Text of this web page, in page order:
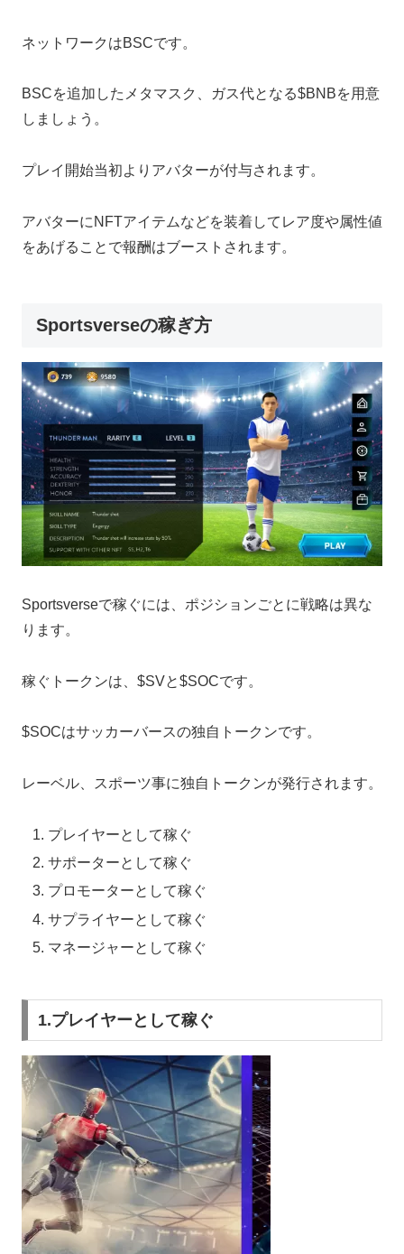
ネットワークはBSCです。
BSCを追加したメタマスク、ガス代となる$BNBを用意
しましょう。
プレイ開始当初よりアバターが付与されます。
アバターにNFTアイテムなどを装着してレア度や属性値
をあげることで報酬はブーストされます。
Sportsverseの稼ぎ方
Sportsverseで稼ぐには、ポジションごとに戦略は異な
ります。
稼ぐトークンは、$SVと$SOCです。
$SOCはサッカーバースの独自トークンです。
レーベル、スポーツ事に独自トークンが発行されます。
プレイヤーとして稼ぐ
サポーターとして稼ぐ
プロモーターとして稼ぐ
サプライヤーとして稼ぐ
マネージャーとして稼ぐ
1.プレイヤーとして稼ぐ